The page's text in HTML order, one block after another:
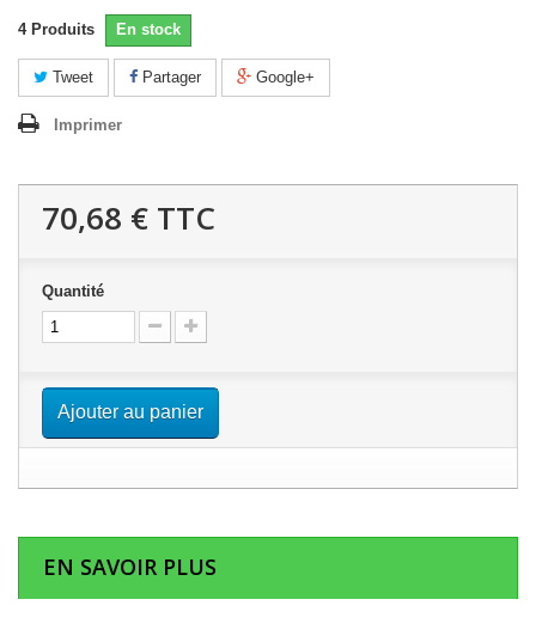
4 Produits En stock
Tweet Partager Google+
Imprimer
70,68 € TTC
Quantité
Ajouter au panier
EN SAVOIR PLUS